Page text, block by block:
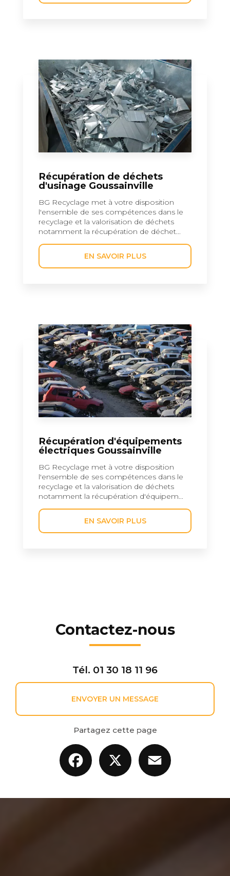
Récupération de déchets
d'usinage Goussainville
BG Recyclage met à votre disposition
l'ensemble de ses compétences dans le
recyclage et la valorisation de déchets
notamment la récupération de déchet...
EN SAVOIR PLUS
Récupération d'équipements
électriques Goussainville
BG Recyclage met à votre disposition
l'ensemble de ses compétences dans le
recyclage et la valorisation de déchets
notamment la récupération d'équipem...
EN SAVOIR PLUS
Contactez-nous
Tél. 01 30 18 11 96
ENVOYER UN MESSAGE
Partagez cette page
Facebook